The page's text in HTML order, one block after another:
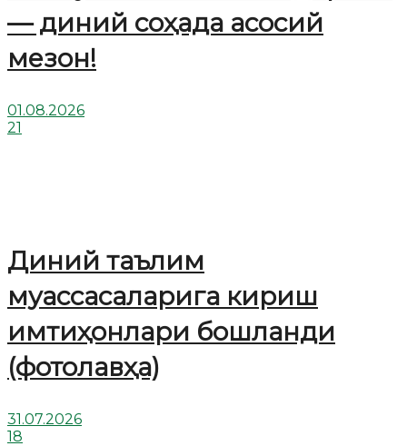
— диний соҳада асосий
мезон!
01.08.2026
21
Диний таълим
муассасаларига кириш
имтиҳонлари бошланди
(фотолавҳа)
31.07.2026
18